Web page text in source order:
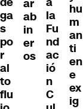
ga
s
po
r
al
to
flu
ar
ab
in
er
os
la
Fu
nd
ac
ió
n
C
hu
m
an
ti
en
e
ex
ig